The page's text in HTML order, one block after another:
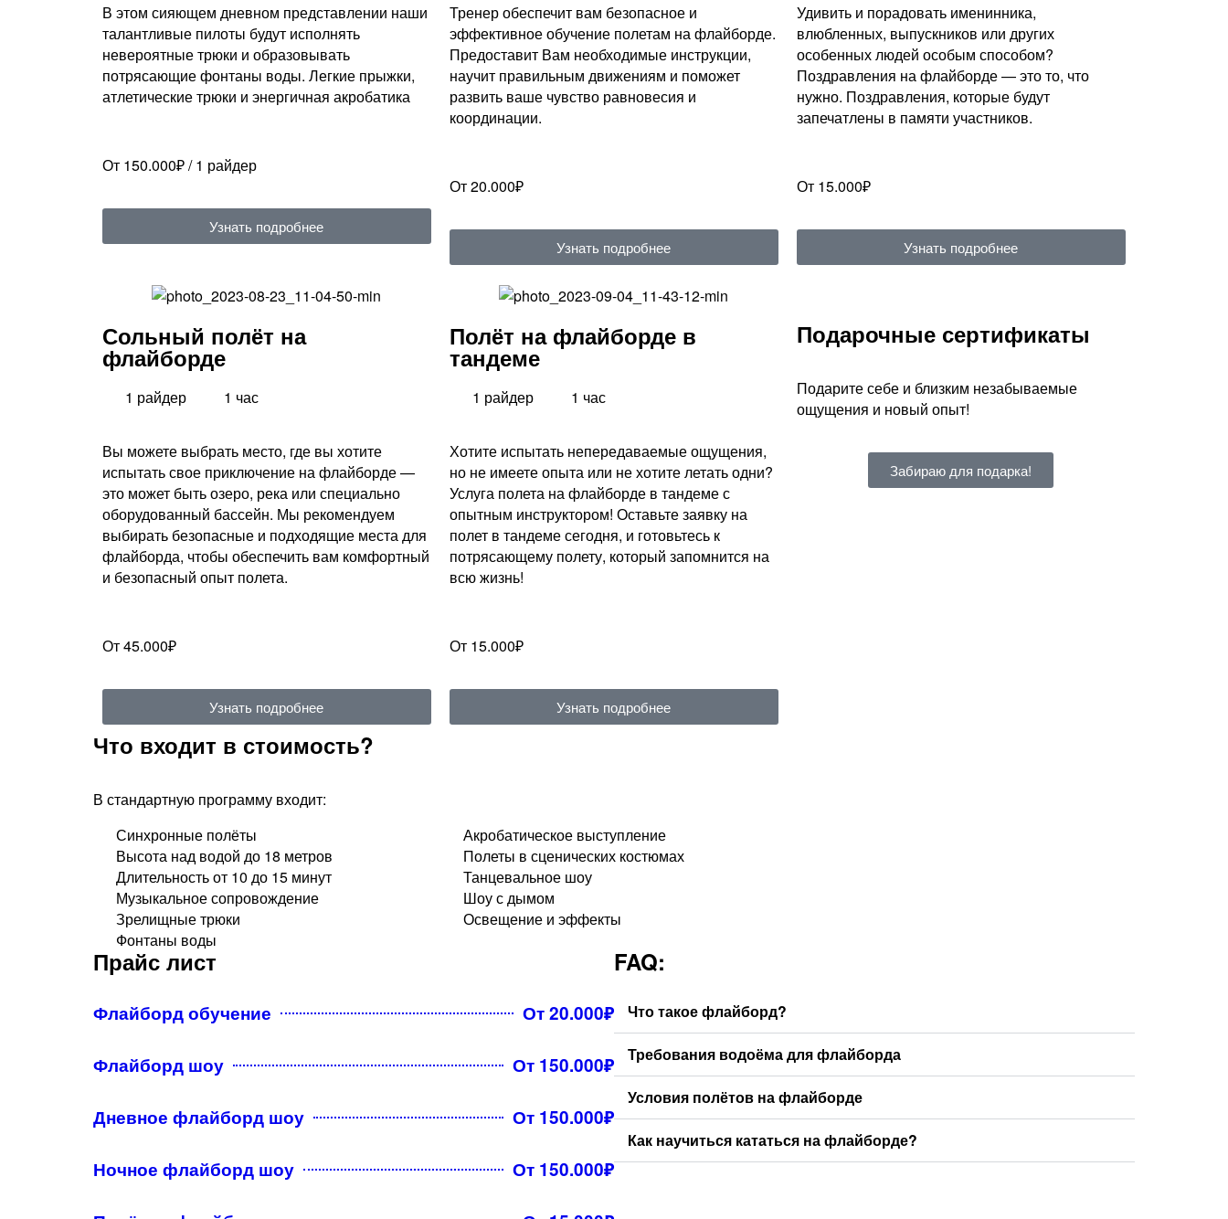
В этом сияющем дневном представлении наши
талантливые пилоты будут исполнять
невероятные трюки и образовывать
потрясающие фонтаны воды. Легкие прыжки,
атлетические трюки и энергичная акробатика
От 150.000₽ / 1 райдер
Узнать подробнее
Тренер обеспечит вам безопасное и
эффективное обучение полетам на флайборде.
Предоставит Вам необходимые инструкции,
научит правильным движениям и поможет
развить ваше чувство равновесия и
координации.
От 20.000₽
Узнать подробнее
Удивить и порадовать именинника,
влюбленных, выпускников или других
особенных людей особым способом?
Поздравления на флайборде — это то, что
нужно. Поздравления, которые будут
запечатлены в памяти участников.
От 15.000₽
Узнать подробнее
Сольный полёт на
флайборде
1 райдер 1 час
Вы можете выбрать место, где вы хотите
испытать свое приключение на флайборде —
это может быть озеро, река или специально
оборудованный бассейн. Мы рекомендуем
выбирать безопасные и подходящие места для
флайборда, чтобы обеспечить вам комфортный
и безопасный опыт полета.
От 45.000₽
Узнать подробнее
Полёт на флайборде в
тандеме
1 райдер 1 час
Хотите испытать непередаваемые ощущения,
но не имеете опыта или не хотите летать одни?
Услуга полета на флайборде в тандеме с
опытным инструктором! Оставьте заявку на
полет в тандеме сегодня, и готовьтесь к
потрясающему полету, который запомнится на
всю жизнь!
От 15.000₽
Узнать подробнее
Подарочные сертификаты
Подарите себе и близким незабываемые
ощущения и новый опыт!
Забираю для подарка!
Что входит в стоимость?
В стандартную программу входит:
Синхронные полёты
Высота над водой до 18 метров
Длительность от 10 до 15 минут
Музыкальное сопровождение
Зрелищные трюки
Фонтаны воды​
Акробатическое выступление
Полеты в сценических костюмах
Танцевальное шоу
Шоу с дымом
Освещение и эффекты
Прайс лист
Флайборд обучение От 20.000₽
Флайборд шоу От 150.000₽
Дневное флайборд шоу От 150.000₽
Ночное флайборд шоу От 150.000₽
FAQ:
Что такое флайборд?
Требования водоёма для флайборда
Условия полётов на флайборде
Как научиться кататься на флайборде?